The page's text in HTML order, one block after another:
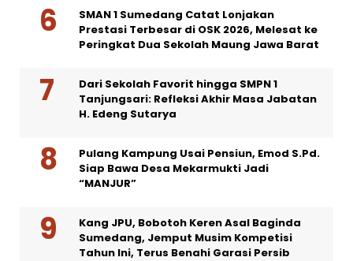
SMAN 1 Sumedang Catat Lonjakan
Prestasi Terbesar di OSK 2026, Melesat ke
Peringkat Dua Sekolah Maung Jawa Barat
Dari Sekolah Favorit hingga SMPN 1
Tanjungsari: Refleksi Akhir Masa Jabatan
H. Edeng Sutarya
Pulang Kampung Usai Pensiun, Emod S.Pd.
Siap Bawa Desa Mekarmukti Jadi
“MANJUR”
Kang JPU, Bobotoh Keren Asal Baginda
Sumedang, Jemput Musim Kompetisi
Tahun Ini, Terus Benahi Garasi Persib